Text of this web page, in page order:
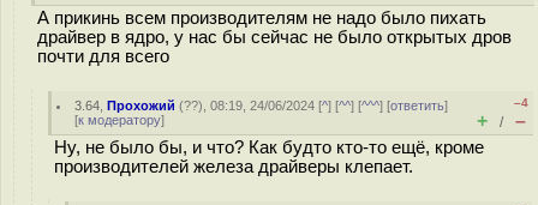
А прикинь всем производителям не надо было пихать
драйвер в ядро, у нас бы сейчас не было открытых дров
почти для всего
3.64 ,Прохожий (??), 08:19, 24/06/2024 [^] [^^] [^^^] [ответить]
[к модератору]
–4
+ / –
Ну, не было бы, и что? Как будто кто-то ещё, кроме
производителей железа драйверы клепает.